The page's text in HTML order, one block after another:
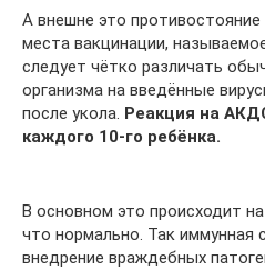
А внешне это
места вакцинации,
следует чётко различать
организма на введённые
после укола. Реакция на
каждого 10-го ребёнка.
В основном это происходит
что нормально. Так иммунная
внедрение враждебных